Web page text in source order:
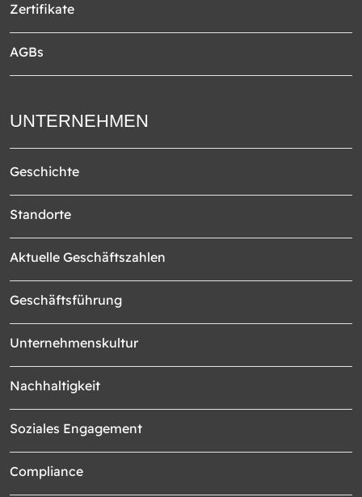
Zertifikate
AGBs
UNTERNEHMEN
Geschichte
Standorte
Aktuelle Geschäftszahlen
Geschäftsführung
Unternehmenskultur
Nachhaltigkeit
Soziales Engagement
Compliance